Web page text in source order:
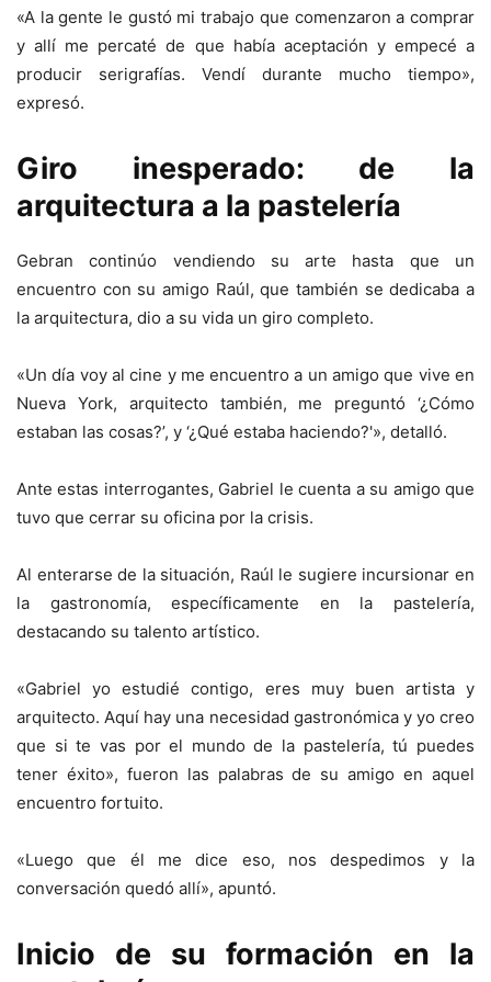
«A la gente le gustó mi trabajo que comenzaron a comprar
y allí me percaté de que había aceptación y empecé a
producir serigrafías. Vendí durante mucho tiempo»,
expresó.
Giro inesperado: de la
arquitectura a la pastelería
Gebran continúo vendiendo su arte hasta que un
encuentro con su amigo Raúl, que también se dedicaba a
la arquitectura, dio a su vida un giro completo.
«Un día voy al cine y me encuentro a un amigo que vive en
Nueva York, arquitecto también, me preguntó ‘¿Cómo
estaban las cosas?’, y ‘¿Qué estaba haciendo?'», detalló.
Ante estas interrogantes, Gabriel le cuenta a su amigo que
tuvo que cerrar su oficina por la crisis.
Al enterarse de la situación, Raúl le sugiere incursionar en
la gastronomía, específicamente en la pastelería,
destacando su talento artístico.
«Gabriel yo estudié contigo, eres muy buen artista y
arquitecto. Aquí hay una necesidad gastronómica y yo creo
que si te vas por el mundo de la pastelería, tú puedes
tener éxito», fueron las palabras de su amigo en aquel
encuentro fortuito.
«Luego que él me dice eso, nos despedimos y la
conversación quedó allí», apuntó.
Inicio de su formación en la